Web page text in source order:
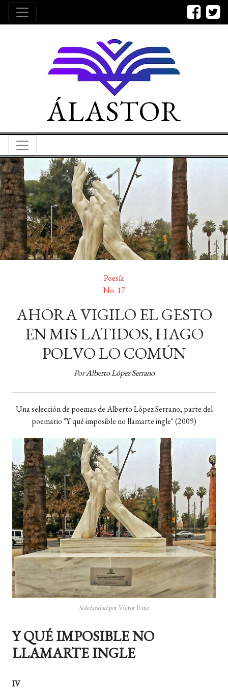
ÁLASTOR
Poesía
No. 17
AHORA VIGILO EL GESTO
EN MIS LATIDOS, HAGO
POLVO LO COMÚN
PorAlberto López Serrano
Una selección de poemas de Alberto López Serrano, parte del
poemario "Y qué imposible no llamarte ingle" (2009)
Solidaridadpor Víctor Ruiz
Y QUÉ IMPOSIBLE NO
LLAMARTE INGLE
IV